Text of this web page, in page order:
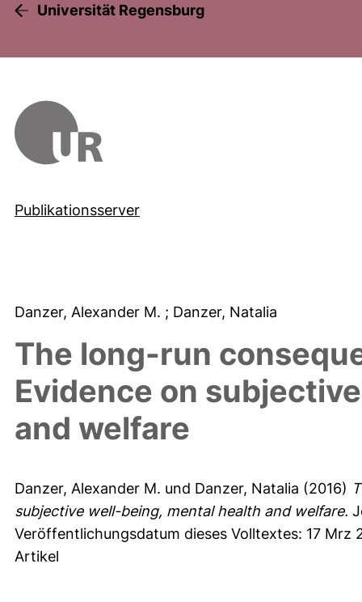
Universität Regensburg
Publikationsserver
Danzer, Alexander M. ; Danzer, Natalia
The long-run
Evidence on
and welfare
Danzer, Alexander M. und Danzer, Natalia (2016)
subjective well-being, mental health and welfare.
Veröffentlichungsdatum dieses Volltextes: 17 Mrz
Artikel